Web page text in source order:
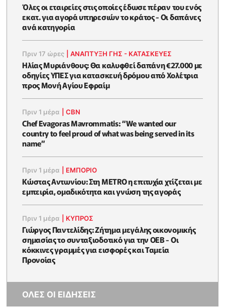
Όλες οι εταιρείες στις οποίες έδωσε πέραν του ενός
εκατ. για αγορά υπηρεσιών το κράτος - Οι δαπάνες
ανά κατηγορία
Πριν 17 ώρες |ΑΝΑΠΤΥΞΗ ΓΗΣ - ΚΑΤΑΣΚΕΥΕΣ
Ηλίας Μυριάνθους: Θα καλυφθεί δαπάνη €27.000 με
οδηγίες ΥΠΕΣ για κατασκευή δρόμου από Χολέτρια
προς Μονή Αγίου Εφραίμ
Πριν 1 μέρα |CBN
Chef Evagoras Mavrommatis: “We wanted our
country to feel proud of what was being served in its
name”
Πριν 1 μέρα ΕΜΠΟΡΙΟ
Κώστας Αντωνίου: Στη METRO η επιτυχία χτίζεται με
εμπειρία, ομαδικότητα και γνώση της αγοράς
Πριν 1 μέρα ΚΥΠΡΟΣ
Γιώργος Παντελίδης: Ζήτημα μεγάλης οικονομικής
σημασίας το συνταξιοδοτικό για την ΟΕΒ - Οι
κόκκινες γραμμές για εισφορές και Ταμεία
Προνοίας
ΟΛΕΣ ΟΙ ΕΙΔΗΣΕΙΣ